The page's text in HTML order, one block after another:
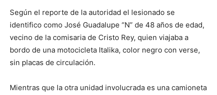
Según el reporte de la autoridad el lesionado se
identifico como José Guadalupe “N” de 48 años de edad,
vecino de la comisaria de Cristo Rey, quien viajaba a
bordo de una motocicleta Italika, color negro con verse,
sin placas de circulación.
Mientras que la otra unidad involucrada es una camioneta